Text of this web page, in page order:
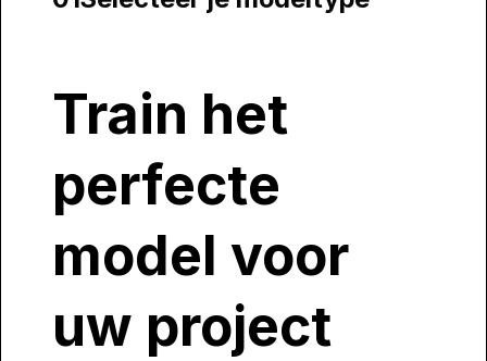
Train het
perfecte
model voor
uw project